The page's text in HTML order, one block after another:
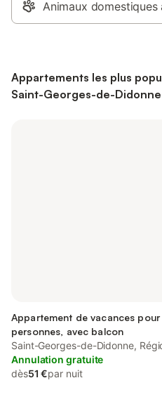
Animaux domestiques
Appartements les plus
Saint-Georges-de-Didonne
Appartement de vacances pour
personnes, avec balcon
Saint-Georges-de-Didonne,
Rochefort
Annulation gratuite
dès51 €par nuit